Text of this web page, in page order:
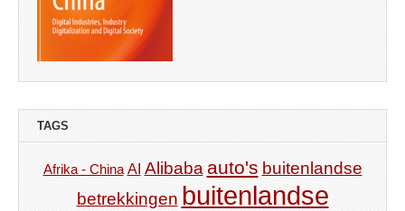
TAGS
Afrika - China AI Alibaba auto's buitenlandse
betrekkingen buitenlandse